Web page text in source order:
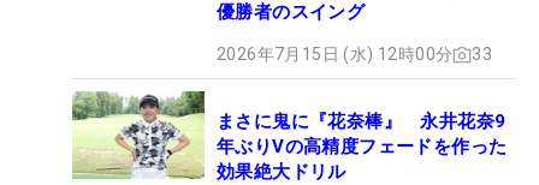
優勝者のスイング
2026年7月15日 (水) 12時00分 33
まさに鬼に『花奈棒』 永井花奈9
年ぶりVの高精度フェードを作った
効果絶大ドリル